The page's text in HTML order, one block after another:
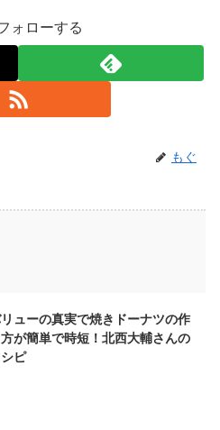
ォローする
もぐ
ューの真実で焼きドーナツの作
方が簡単で時短！北西大輔さんの
ピ